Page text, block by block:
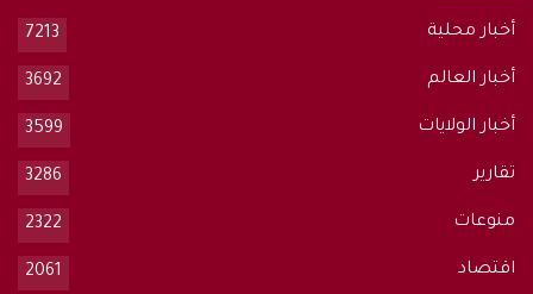
أخبار محلية 7213
أخبار العالم 3692
أخبار الولايات 3599
تقارير 3286
منوعات 2322
اقتصاد 2061